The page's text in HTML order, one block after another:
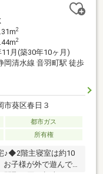
2
2
11月(築30年10ヶ月)
岡清水線 音羽町駅 徒歩
市葵区春日３
都市ガス
所有権
♪◆2階主寝室は約10
子様が外で遊んで